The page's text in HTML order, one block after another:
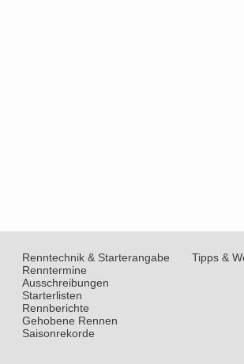
Renntechnik & Starterangabe
Renntermine
Ausschreibungen
Starterlisten
Rennberichte
Gehobene Rennen
Saisonrekorde
Tipps &